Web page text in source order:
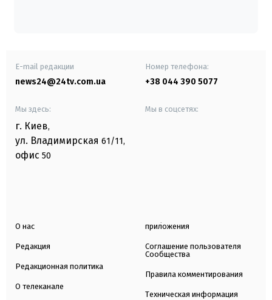
E-mail редакции
news24@24tv.com.ua
Номер телефона:
+38 044 390 5077
Мы здесь:
г. Киев,
ул. Владимирская 61/11,
офис 50
Мы в соцсетях:
О нас
Редакция
Редакционная политика
О телеканале
приложения
Соглашение пользователя
Сообщества
Правила комментирования
Техническая информация